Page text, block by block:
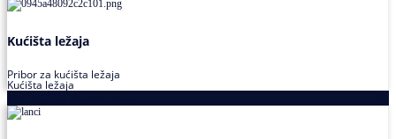
Kućišta ležaja
Pribor za kućišta ležaja
Kućišta ležaja